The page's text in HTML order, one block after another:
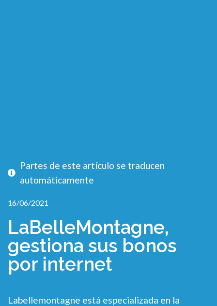
Partes de este artículo se traducen
automáticamente
16/06/2021
LaBelleMontagne,
gestiona sus bonos
por internet
Labellemontagne está especializada en la